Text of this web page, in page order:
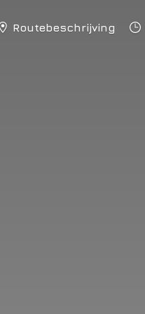
Routebeschrijving